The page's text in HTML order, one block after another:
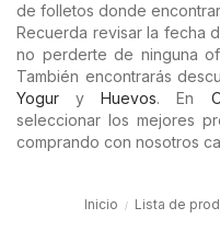
de folletos donde
Recuerda revisar la fecha
no perderte de ninguna
También encontrarás
Yogur yHuevos. En
seleccionar los mejores
comprando con nosotros
Inicio Lista de